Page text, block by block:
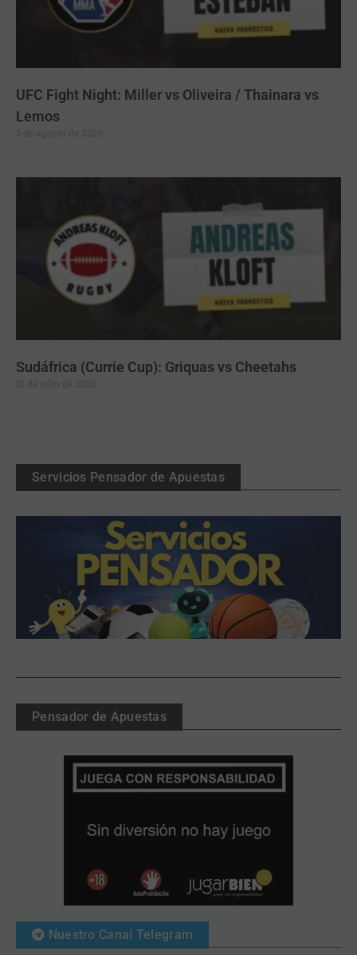
UFC Fight Night: Miller vs Oliveira / Thainara vs
Lemos
Sudáfrica (Currie Cup): Griquas vs Cheetahs
Servicios Pensador de Apuestas
Pensador de Apuestas
Nuestro Canal Telegram